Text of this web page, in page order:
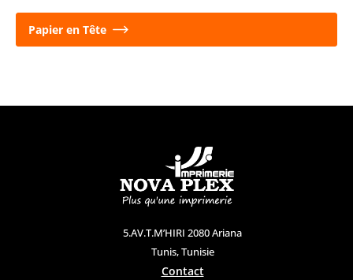
Papier en Tête
5.AV.T.M’HIRI 2080 Ariana
Tunis, Tunisie
Contact